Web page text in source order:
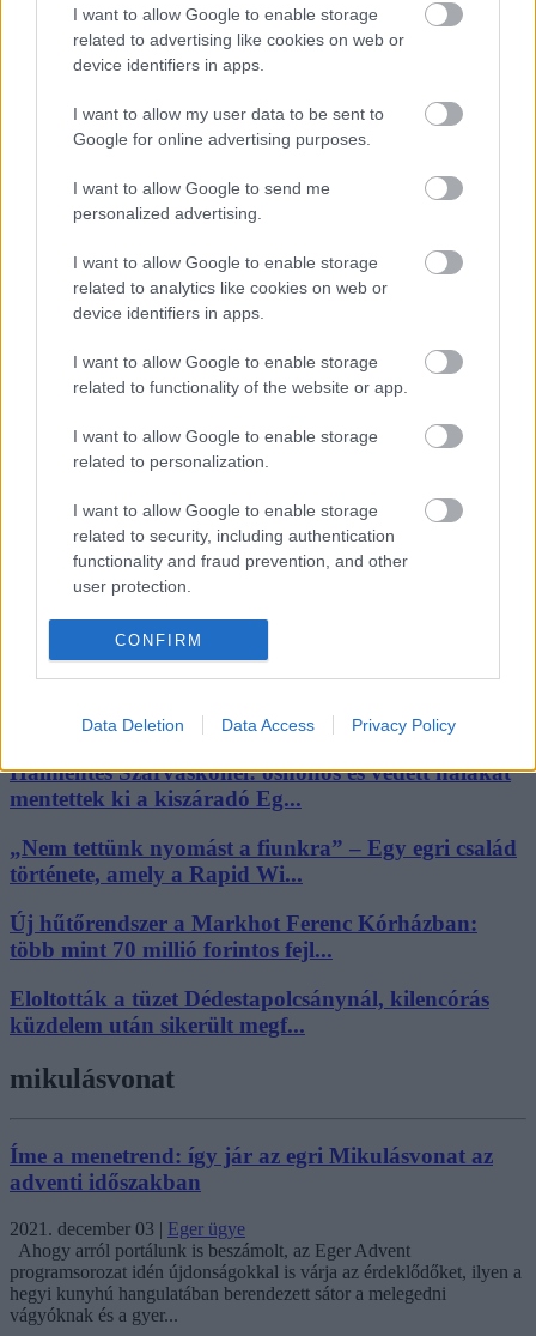
I want to allow Google to enable storage
related to advertising like cookies on web or
device identifiers in apps.
I want to allow my user data to be sent to
Google for online advertising purposes.
I want to allow Google to send me
personalized advertising.
I want to allow Google to enable storage
related to analytics like cookies on web or
device identifiers in apps.
I want to allow Google to enable storage
related to functionality of the website or app.
I want to allow Google to enable storage
related to personalization.
I want to allow Google to enable storage
related to security, including authentication
functionality and fraud prevention, and other
user protection.
CONFIRM
Data Deletion Data Access Privacy Policy
Kikötő
Barta Autó
Állás
Zöld hírek
Sport
Környék ügye
Városháza
Gasztro
Vélemény
Promóció
Fintech
Páros-páratlan
Hozzáférési nyilatkozat
Kommentelési szabályzat
Szerzői jogok
Médiaajánlat
Kövess minket
Facebook
Instagram
Youtube
Halmentés Szarvaskőnél: őshonos és védett halakat
mentettek ki a kiszáradó Eg...
„Nem tettünk nyomást a fiunkra” – Egy egri család
története, amely a Rapid Wi...
Új hűtőrendszer a Markhot Ferenc Kórházban:
több mint 70 millió forintos fejl...
Eloltották a tüzet Dédestapolcsánynál, kilencórás
küzdelem után sikerült megf...
mikulásvonat
Íme a menetrend: így jár az egri Mikulásvonat az
adventi időszakban
2021. december 03 | Eger ügye
Ahogy arról portálunk is beszámolt, az Eger Advent
programsorozat idén újdonságokkal is várja az érdeklődőket, ilyen a
hegyi kunyhú hangulatában berendezett sátor a melegedni
vágyóknak és a gyer...